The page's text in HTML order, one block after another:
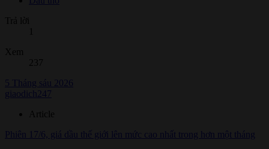
Trả lời
Xem
237
5 Tháng sáu 2026
giaodich247
Article
Phiên 17/6, giá dầu thế giới lên mức cao nhất trong hơn một tháng